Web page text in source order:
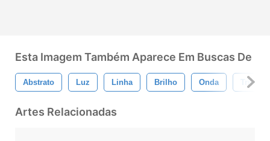
Esta Imagem Também Aparece Em Buscas De
Abstrato Luz Linha Brilho Onda Trilha
Artes Relacionadas